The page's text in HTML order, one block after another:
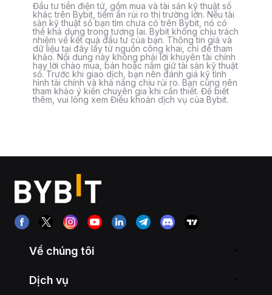
Đầu tư tiền điện tử, gồm mua và tài sản kỹ thuật số
khác trên Bybit, tiềm ẩn rủi ro thị trường lớn. Nếu tài
sản kỹ thuật số bạn tìm chưa có trên Bybit, nó có
thể khả dụng trong tương lai. Bybit không chịu trách
nhiệm về kết quả đầu tư của bạn. Thông tin giá và
dữ liệu tại đây lấy từ nguồn công khai, chỉ để tham
khảo. Nội dung này không phải lời khuyên tài chính
hay lời chào mua, bán hoặc nắm giữ tài sản kỹ thuật
số. Trước khi giao dịch, bạn nên đánh giá kỹ tình
hình tài chính và khả năng chịu rủi ro. Bạn cũng nên
tham khảo ý kiến chuyên gia khi cần thiết. Để biết
thêm, vui lòng xem Điều khoản dịch vụ của Bybit.
Về chúng tôi
Dịch vụ